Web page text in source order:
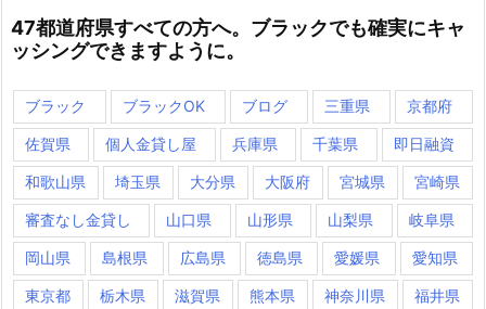
47都道府県すべての方へ。ブラックでも確実にキャ
ッシングできますように。
ブラック ブラックOK ブログ 三重県 京都府
佐賀県 個人金貸し屋 兵庫県 千葉県 即日融資
和歌山県 埼玉県 大分県 大阪府 宮城県 宮崎県
審査なし金貸し 山口県 山形県 山梨県 岐阜県
岡山県 島根県 広島県 徳島県 愛媛県 愛知県
東京都 栃木県 滋賀県 熊本県 神奈川県 福井県